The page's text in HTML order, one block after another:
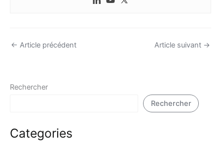
← Article précédent Article suivant →
Rechercher
Rechercher
Categories